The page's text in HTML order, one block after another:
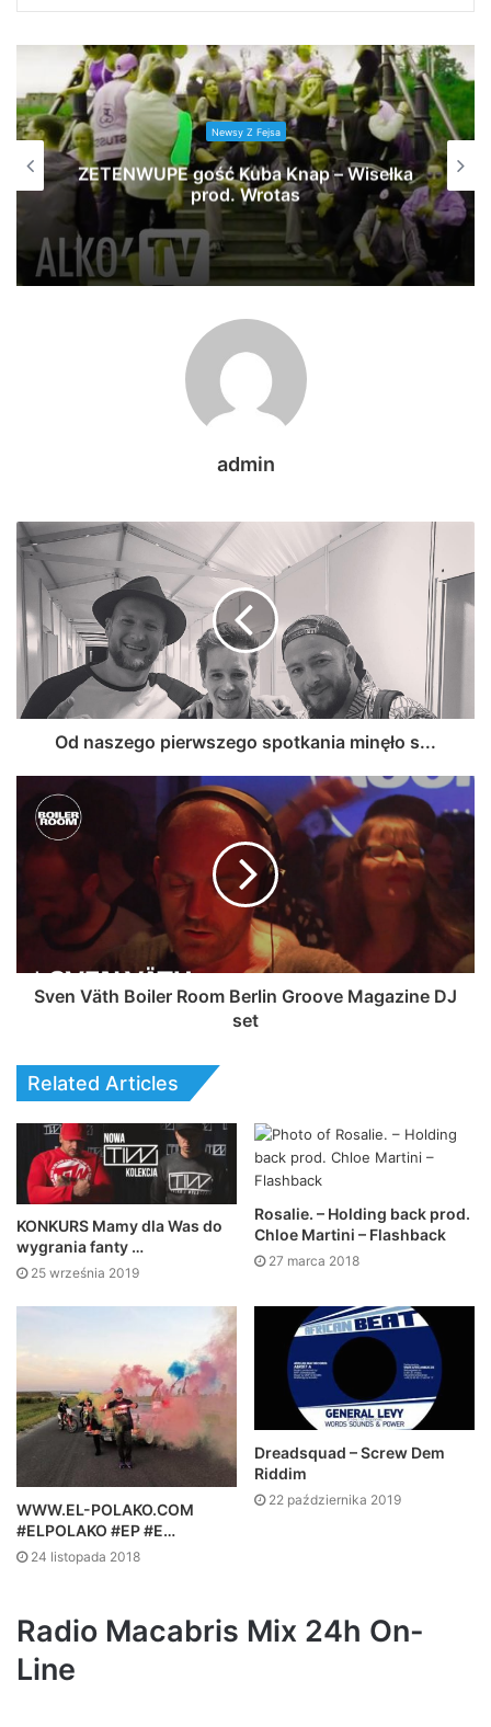
Newsy Z Fejsa
ZETENWUPE gość Kuba Knap – Wisełka
prod. Wrotas
admin
Od naszego pierwszego spotkania minęło s...
Sven Väth Boiler Room Berlin Groove Magazine DJ
set
Related Articles
KONKURS Mamy dla Was do
wygrania fanty …
25 września 2019
Rosalie. – Holding back prod.
Chloe Martini – Flashback
27 marca 2018
WWW.EL-POLAKO.COM
#ELPOLAKO #EP #E…
24 listopada 2018
Dreadsquad – Screw Dem
Riddim
22 października 2019
Radio Macabris Mix 24h On-
Line